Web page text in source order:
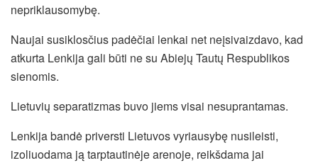
nepriklausomybę.
Naujai susiklosčius padėčiai lenkai net neįsivaizdavo, kad
atkurta Lenkija gali būti ne su Abiejų Tautų Respublikos
sienomis.
Lietuvių separatizmas buvo jiems visai nesuprantamas.
Lenkija bandė priversti Lietuvos vyriausybę nusileisti,
izoliuodama ją tarptautinėje arenoje, reikšdama jai